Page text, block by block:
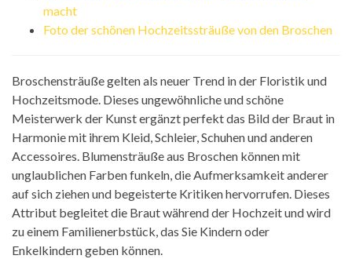
macht
Foto der schönen Hochzeitssträuße von den Broschen
Broschensträuße gelten als neuer Trend in der Floristik und
Hochzeitsmode. Dieses ungewöhnliche und schöne
Meisterwerk der Kunst ergänzt perfekt das Bild der Braut in
Harmonie mit ihrem Kleid, Schleier, Schuhen und anderen
Accessoires. Blumensträuße aus Broschen können mit
unglaublichen Farben funkeln, die Aufmerksamkeit anderer
auf sich ziehen und begeisterte Kritiken hervorrufen. Dieses
Attribut begleitet die Braut während der Hochzeit und wird
zu einem Familienerbstück, das Sie Kindern oder
Enkelkindern geben können.